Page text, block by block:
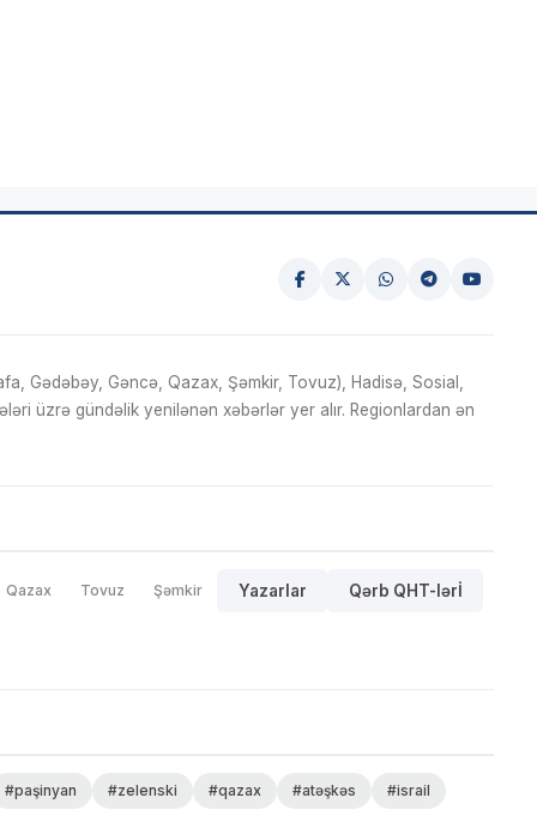
Gədəbəy, Gəncə, Qazax, Şəmkir, Tovuz), Hadisə, Sosial,
üzrə gündəlik yenilənən xəbərlər yer alır. Regionlardan ən
Qazax Tovuz Şəmkir Yazarlar Qərb QHT-lərİ
#paşinyan #zelenski #qazax #atəşkəs
#israil